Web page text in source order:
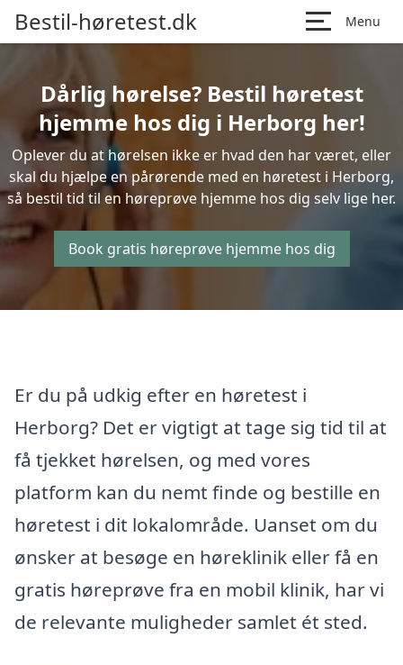
Bestil-høretest.dk Menu
Dårlig hørelse? Bestil høretest
hjemme hos dig i Herborg her!
Oplever du at hørelsen ikke er hvad den har været, eller
skal du hjælpe en pårørende med en høretest i Herborg,
så bestil tid til en høreprøve hjemme hos dig selv lige her.
Book gratis høreprøve hjemme hos dig
Er du på udkig efter en høretest i
Herborg? Det er vigtigt at tage sig tid til at
få tjekket hørelsen, og med vores
platform kan du nemt finde og bestille en
høretest i dit lokalområde. Uanset om du
ønsker at besøge en høreklinik eller få en
gratis høreprøve fra en mobil klinik, har vi
de relevante muligheder samlet ét sted.